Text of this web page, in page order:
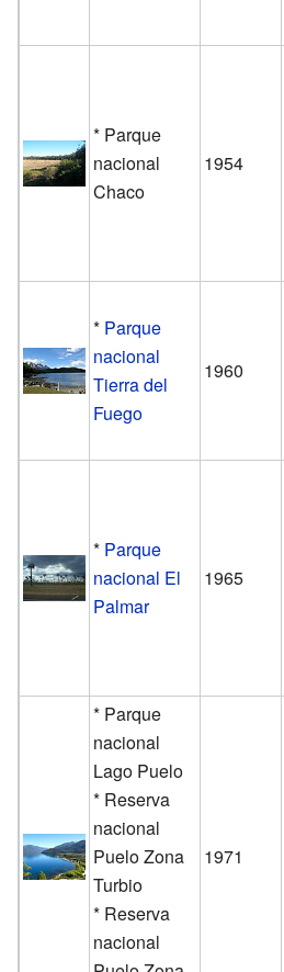
* Parque
nacional
Chaco
1954
* Parque
nacional
Tierra del
Fuego
1960
* Parque
nacional El
Palmar
1965
* Parque
nacional
Lago Puelo
* Reserva
nacional
Puelo Zona
Turbio
* Reserva
nacional
1971